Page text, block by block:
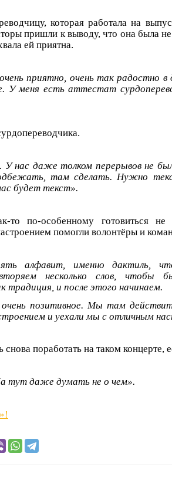
которая работала на
пришли к выводу, что она была
ей приятна.
приятно, очень так радостно
У меня есть аттестат
У нас даже толком перерывов не
там сделать. Нужно
будет текст».
то по-особенному готовиться не
помогли волонтёры и
алфавит, именно дактиль,
несколько слов, чтобы
традиция, и после этого начинаем.
позитивное. Мы там
и уехали мы с отличным
поработать на таком концерте,
тут даже думать не о чем».